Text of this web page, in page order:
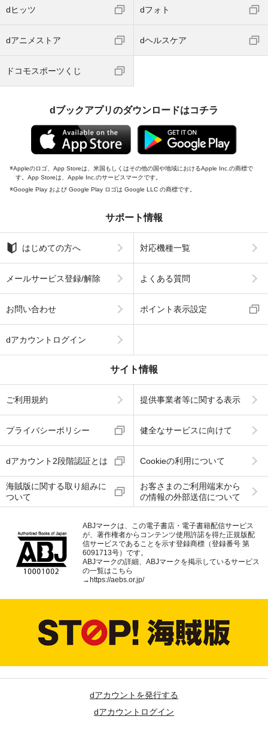
dヒッツ dフォト
dアニメストア dヘルスケア
ドコモスポーツくじ
dブックアプリのダウンロードはコチラ
Appleのロゴ、App Storeは、米国もしくはその他の国や地域におけるApple Inc.の商標で
す。App Storeは、Apple Inc.のサービスマークです。
Google Play および Google Play ロゴは Google LLC の商標です。
サポート情報
はじめての方へ 対応機種一覧
メールサービス登録/解除 よくある質問
お問い合わせ ポイント表示設定
dアカウントログイン
サイト情報
ご利用規約 提供事業者等に関する表示
プライバシーポリシー 健全なサービスに向けて
dアカウント2段階認証とは Cookieの利用について
海賊版に関する取り組みに
ついて
お客さまのご利用端末から
の情報の外部送信について
ABJマークは、この電子書店・電子書籍配信サービス
が、著作権者からコンテンツ使用許諾を得た正規版配
信サービスであることを示す登録商標（登録番号 第
6091713号）です。
ABJマークの詳細、ABJマークを掲示しているサービス
の一覧はこちら
→https://aebs.or.jp/
dアカウントを発行する
dアカウントログイン